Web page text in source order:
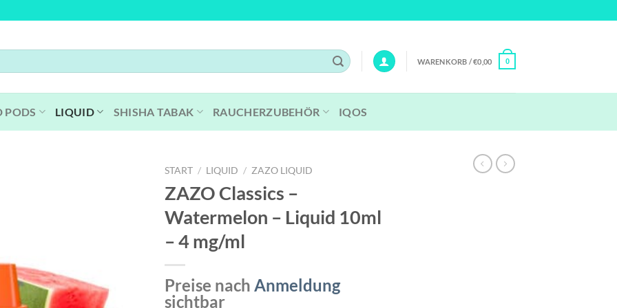
WARENKORB /€0,00 0
PODS LIQUID SHISHA TABAK RAUCHERZUBEHÖR IQOS
START / LIQUID / ZAZO LIQUID
ZAZO Classics –
Watermelon – Liquid 10ml
– 4 mg/ml
Preise nach Anmeldung
sichtbar